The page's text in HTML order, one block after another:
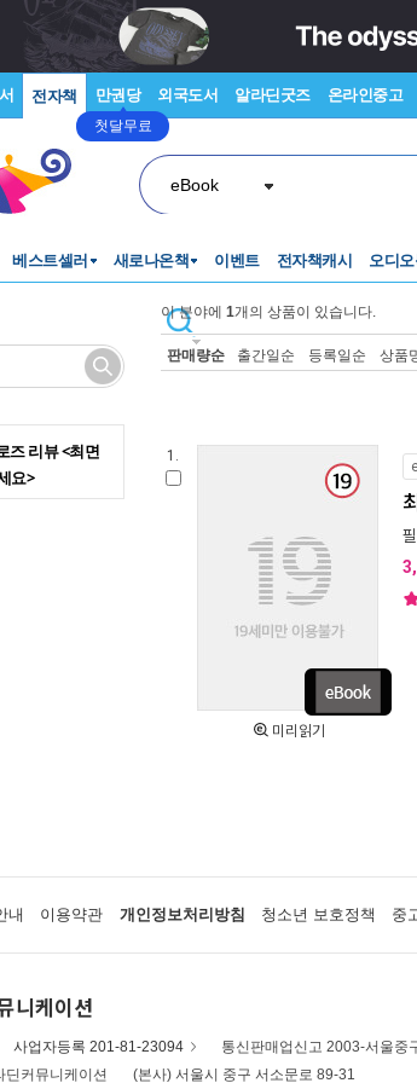
전자책 만권당
첫달무료
외국도서 알라딘굿즈 온라인중고
eBook
베스트셀러 새로나온책 이벤트 전자책캐시 오디
즈 리뷰 <최면
요>
이 분야에 1개의 상품이 있습니다.
판매량순 출간일순 등록일순 상품
1.
미리읽기
내 이용약관 개인정보처리방침 청소년 보호정책 중
니케이션
사업자등록 201-81-23094 통신판매업신고 2003-서울중
딘커뮤니케이션
(본사) 서울시 중구 서소문로 89-31